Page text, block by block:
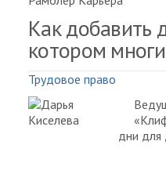
Как добавить
котором
Трудовое право
дни для